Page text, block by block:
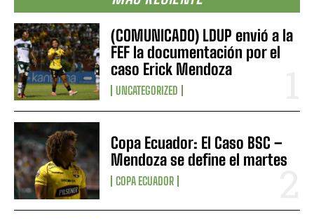
(COMUNICADO) LDUP envió a la
FEF la documentación por el
caso Erick Mendoza
UNCATEGORIZED
Copa Ecuador: El Caso BSC –
Mendoza se define el martes
COPA ECUADOR